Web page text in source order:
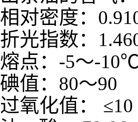
相对密度：
折光指数：
熔点： -5～-10
碘值： 80～90
过氧化值： ≤10